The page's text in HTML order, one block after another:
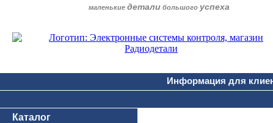
маленькие детали большого успеха
Информация для
Каталог